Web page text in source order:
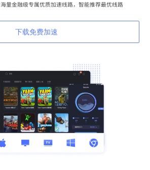
量金融级专属优质加速线路，智能推荐最优线路
下载免费加速